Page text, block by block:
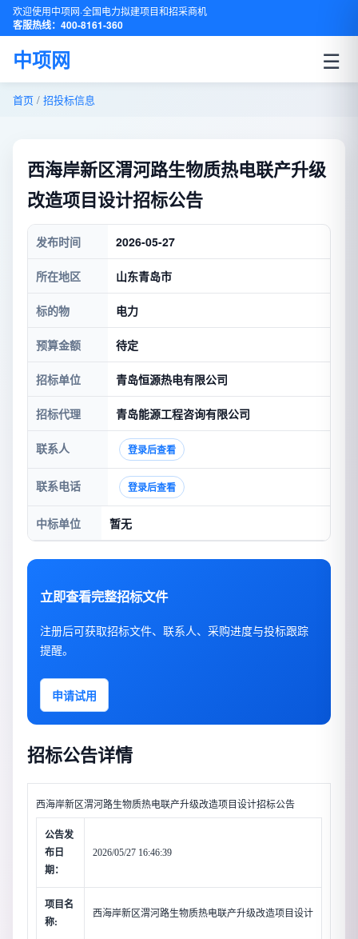
欢迎使用中项网·全国电力拟建项目和招采商机
客服热线：400-8161-360
中项网 ☰
首页 / 招投标信息
西海岸新区渭河路生物质热电联产升级
改造项目设计招标公告
发布时间 2026-05-27
所在地区 山东青岛市
标的物 电力
预算金额 待定
招标单位 青岛恒源热电有限公司
招标代理 青岛能源工程咨询有限公司
联系人 登录后查看
联系电话 登录后查看
中标单位 暂无
立即查看完整招标文件
注册后可获取招标文件、联系人、采购进度与投标跟踪
提醒。
申请试用
招标公告详情
西海岸新区渭河路生物质热电联产升级改造项目设计招标公告
公告发
布日
期：
2026/05/27 16:46:39
项目名
称:
西海岸新区渭河路生物质热电联产升级改造项目设计